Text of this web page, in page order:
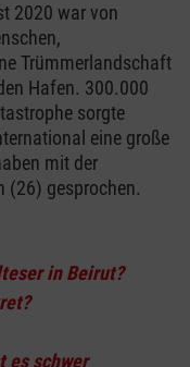
2020 war von
Trümmerlandschaft
Hafen. 300.000
sorgte
eine große
mit der
(26) gesprochen.
in Beirut?
es schwer